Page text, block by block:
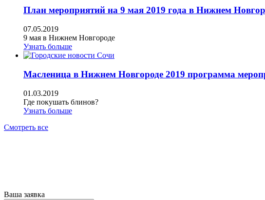
План мероприятий на 9 мая 2019 года в Нижнем
07.05.2019
9 мая в Нижнем Новгороде
Узнать больше
Масленица в Нижнем Новгороде 2019 программа
01.03.2019
Где покушать блинов?
Узнать больше
Смотреть все
Ваша заявка